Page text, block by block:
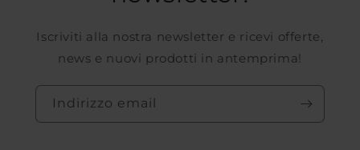
Iscriviti alla nostra newsletter e ricevi offerte,
news e nuovi prodotti in antemprima!
Indirizzo email